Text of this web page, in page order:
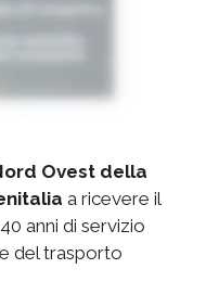
Ovest della
a ricevere il
anni di servizio
del trasporto